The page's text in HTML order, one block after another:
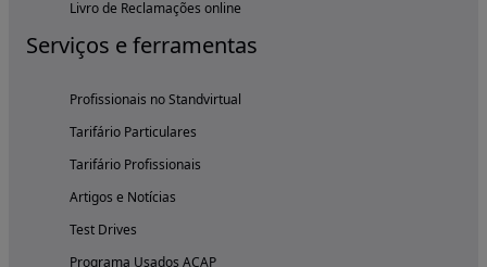
Livro de Reclamações online
Serviços e ferramentas
Profissionais no Standvirtual
Tarifário Particulares
Tarifário Profissionais
Artigos e Notícias
Test Drives
Programa Usados ACAP